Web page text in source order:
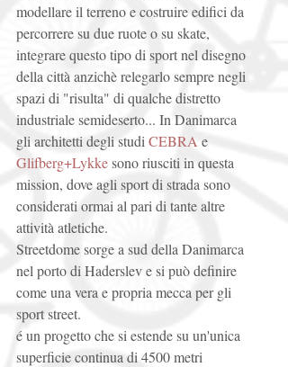
modellare il terreno e costruire edifici da
percorrere su due ruote o su skate,
integrare questo tipo di sport nel disegno
della città anzichè relegarlo sempre negli
spazi di "risulta" di qualche distretto
industriale semideserto... In Danimarca
gli architetti degli studi CEBRA e
Glifberg+Lykke sono riusciti in questa
mission, dove agli sport di strada sono
considerati ormai al pari di tante altre
attività atletiche.
Streetdome sorge a sud della Danimarca
nel porto di Haderslev e si può definire
come una vera e propria mecca per gli
sport street.
é un progetto che si estende su un'unica
superficie continua di 4500 metri